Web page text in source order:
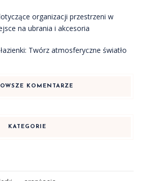
organizacji przestrzeni w
na ubrania i akcesoria
Twórz atmosferyczne światło
KOMENTARZE
KATEGORIE